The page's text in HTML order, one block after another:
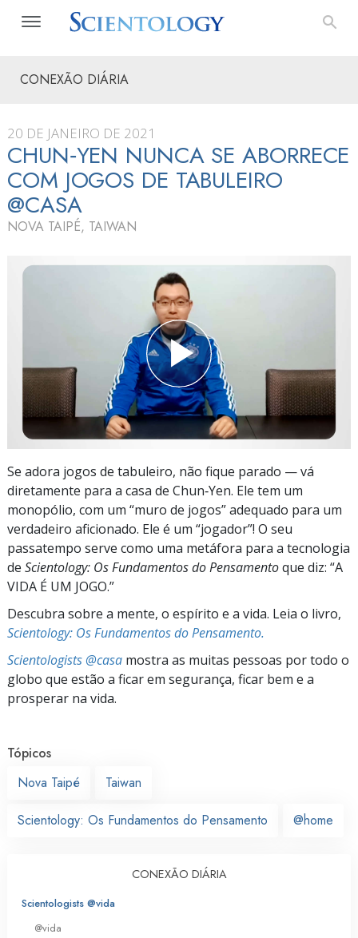
CONEXÃO DIÁRIA
20 DE JANEIRO DE 2021
CHUN‑YEN NUNCA SE ABORRECE
COM JOGOS DE TABULEIRO
@CASA
NOVA TAIPÉ, TAIWAN
Se adora jogos de tabuleiro, não fique parado — vá
diretamente para a casa de Chun‑Yen. Ele tem um
monopólio, com um “muro de jogos” adequado para um
verdadeiro aficionado. Ele é um “jogador”! O seu
passatempo serve como uma metáfora para a tecnologia
de Scientology: Os Fundamentos do Pensamentoque diz: “A
VIDA É UM JOGO.”
Descubra sobre a mente, o espírito e a vida. Leia o livro,
Scientology: Os Fundamentos do Pensamento.
Scientologists @casa mostra as muitas pessoas por todo o
globo que estão a ficar em segurança, ficar bem e a
prosperar na vida.
Tópicos
Nova Taipé
Taiwan
Scientology: Os Fundamentos do Pensamento @home
CONEXÃO DIÁRIA
Scientologists @vida
@vida